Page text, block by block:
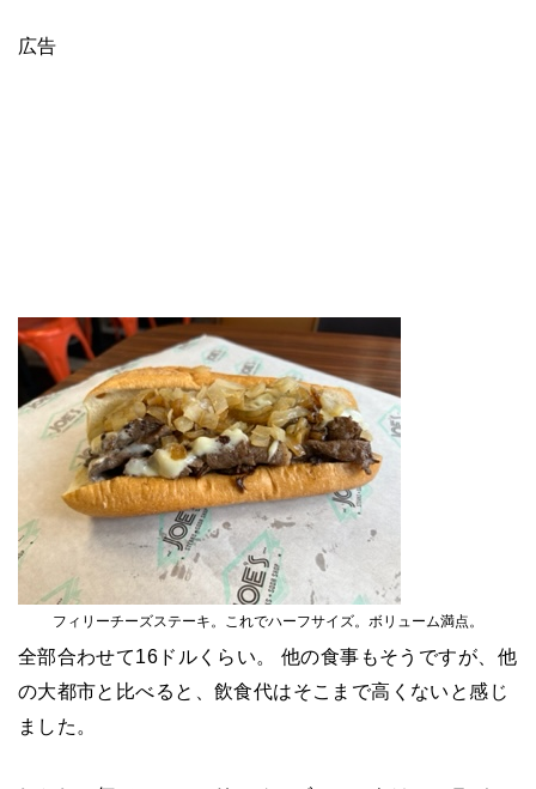
広告
フィリーチーズステーキ。これでハーフサイズ。ボリューム満点。
全部合わせて16ドルくらい。 他の食事もそうですが、他
の大都市と比べると、飲食代はそこまで高くないと感じ
ました。